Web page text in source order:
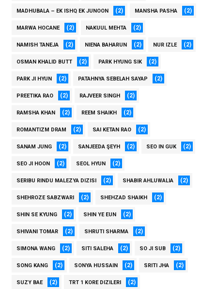
MADHUBALA – EK ISHQ EK JUNOON (2) MANSHA PASHA (2)
MARWA HOCANE (2) NAKUUL MEHTA (2)
NAMISH TANEJA (2) NIENA BAHARUN (2) NUR IZLE (2)
OSMAN KHALID BUTT (2) PARK HYUNG SIK (2)
PARK JI HYUN (2) PATAHNYA SEBELAH SAYAP (2)
PREETIKA RAO (2) RAJVEER SINGH (2)
RAMSHA KHAN (2) REEM SHAIKH (2)
ROMANTIZM DRAM (2) SAI KETAN RAO (2)
SANAM JUNG (2) SANJEEDA ŞEYH (2) SEO IN GUK (2)
SEO JI HOON (2) SEOL HYUN (2)
SERIBU RINDU MALEZYA DIZISI (2) SHABIR AHLUWALIA (2)
SHEHROZE SABZWARI (2) SHEHZAD SHAIKH (2)
SHIN SE KYUNG (2) SHIN YE EUN (2)
SHIVANI TOMAR (2) SHRUTI SHARMA (2)
SIMONA WANG (2) SITI SALEHA (2) SO JI SUB (2)
SONG KANG (2) SONYA HUSSAIN (2) SRITI JHA (2)
SUZY BAE (2) TRT 1 KORE DIZILERI (2)